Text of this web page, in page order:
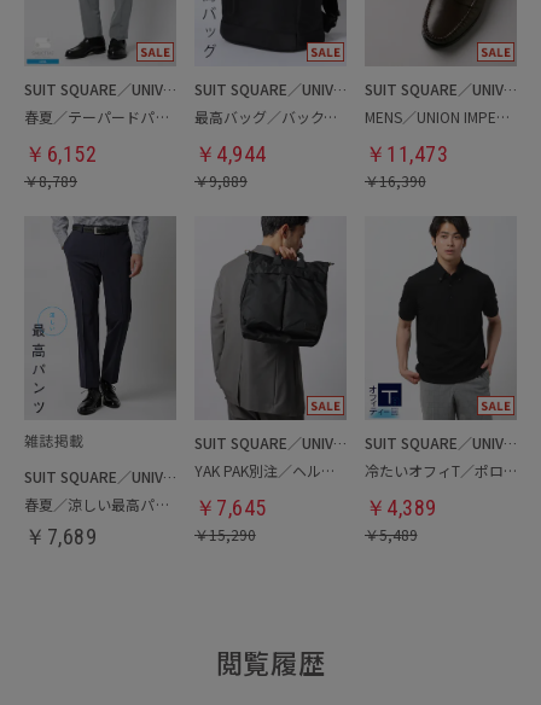
SUIT SQUARE／UNIVERSAL LANGUAGE
春夏／テーパードパンツ
￥ 6,152
￥8,789
SUIT SQUARE／UNIVERSAL LANGUAGE
最高バッグ／バックパック
￥ 4,944
￥9,889
SUIT SQUARE／UNIVERSAL LANGUAGE
MENS／UNION IMPERIAL監修／コインローファー
￥ 11,473
￥16,390
SUIT SQUARE／UNIVERSAL LANGUAGE
春夏／涼しい最高パンツ
￥ 7,689
SUIT SQUARE／UNIVERSAL LANGUAGE
YAK PAK別注／ヘルメットバッグ
￥ 7,645
￥15,290
SUIT SQUARE／UNIVERSAL LANGUAGE
冷たいオフィT／ポロシャツ
￥ 4,389
￥5,489
閲覧履歴